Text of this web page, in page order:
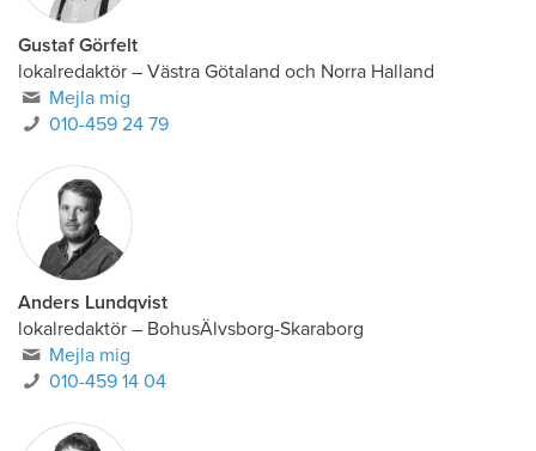
Gustaf Görfelt
lokalredaktör – Västra Götaland och Norra Halland
Mejla mig
010-459 24 79
Anders Lundqvist
lokalredaktör – BohusÄlvsborg-Skaraborg
Mejla mig
010-459 14 04